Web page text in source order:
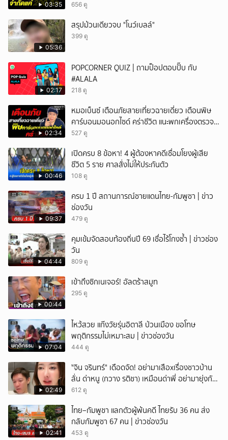
03:35 656 ดู
05:36
สรุปม้วนเดียวจบ "โนว์เบลล์"
399 ดู
02:17
POPCORNER QUIZ | ถามป็อปตอบปั๊บ กับ
#ALALA
218 ดู
02:34
หมอเบ็นซ์ เตือนภัยสายเที่ยวฉายเดี่ยว เตือนพิษ
คาร์บอนมอนอกไซด์ คร่าชีวิต แนะพกเครื่องตรวจ
วัดติดตัว
527 ดู
00:46
เปิดครบ 8 ข้อหา! 4 ผู้ต้องหาคดีเชื่อมโยงผู้เสีย
ชีวิต 5 ราย ศาลสั่งไม่ให้ประกันตัว
108 ดู
09:37
ครบ 1 ปี สถานการณ์ชายแดนไทย-กัมพูชา | ข่าว
ช่องวัน
479 ดู
04:44
คุมเข้มจัดสอบท้องถิ่นปี 69 เชื่อไร้โกงซ้ำ | ข่าวช่อง
วัน
809 ดู
00:44
เข้าถึงซิกเนเจอร์! อัลตร้าสมูท
295 ดู
07:04
ไหว้สวย แก๊งวัยรุ่นอิตาลี ป่วนเมือง ขอโทษ
พฤติกรรมไม่เหมาะสม | ข่าวช่องวัน
444 ดู
02:49
ั่"จิน จรินทร์" เดือดจัด! อย่ามาเสือxเรื่องชาวบ้าน
ลั่น ด่าหนู (กวาง รติชา) เหมือนด่าพี่ อย่ามายุ่งกับ
คนของผม จบ!!!
612 ดู
02:41
ไทย–กัมพูชา แลกตัวผู้พ้นคดี ไทยรับ 36 คน ส่ง
กลับกัมพูชา 67 คน | ข่าวช่องวัน
453 ดู